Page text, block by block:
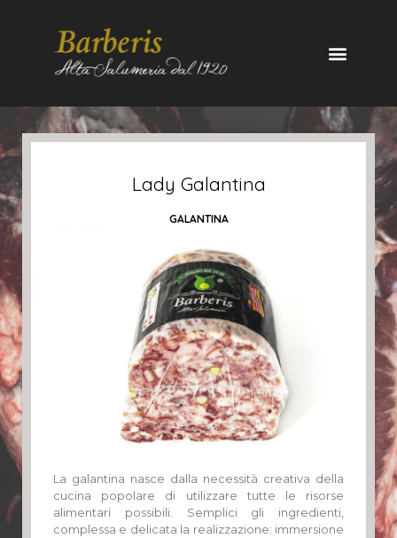
Lady Galantina
GALANTINA
La galantina nasce dalla necessità creativa della
cucina popolare di utilizzare tutte le risorse
alimentari possibili. Semplici gli ingredienti,
complessa e delicata la realizzazione: immersione